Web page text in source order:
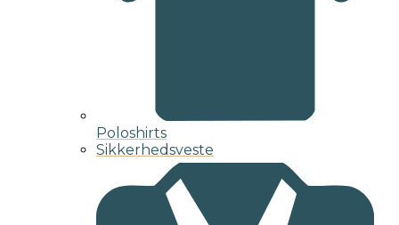
Poloshirts
Sikkerhedsveste